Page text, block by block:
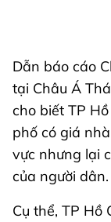
Dẫn báo cáo
tại Châu Á
cho biết TP
phố có giá
vực nhưng lại
của người dân.
Cụ thể, TP Hồ